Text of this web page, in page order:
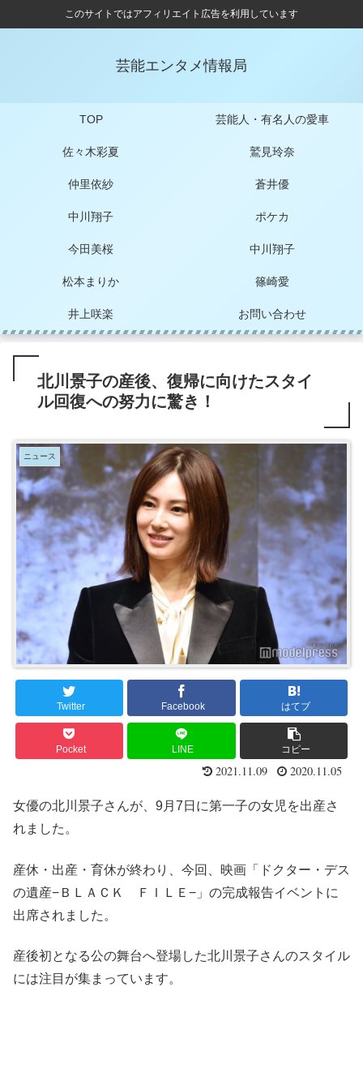
このサイトではアフィリエイト広告を利用しています
芸能エンタメ情報局
TOP 芸能人・有名人の愛車
佐々木彩夏 鷲見玲奈
仲里依紗 蒼井優
中川翔子 ポケカ
今田美桜 中川翔子
松本まりか 篠崎愛
井上咲楽 お問い合わせ
北川景子の産後、復帰に向けたスタイ
ル回復への努力に驚き！
ニュース
Twitter Facebook はてブ
Pocket LINE コピー
2021.11.09 2020.11.05
女優の北川景子さんが、9月7日に第一子の女児を出産さ
れました。
産休・出産・育休が終わり、今回、映画「ドクター・デス
の遺産−ＢＬＡＣＫ ＦＩＬＥ−」の完成報告イベントに
出席されました。
産後初となる公の舞台へ登場した北川景子さんのスタイル
には注目が集まっています。